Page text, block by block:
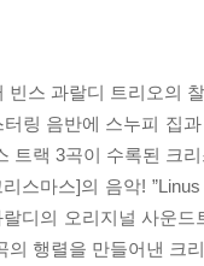
빈스 과랄디 트리오의
링 음반에 스누피 집
트랙 3곡이 수록된 크
스마스]의 음악!
디의 오리지널 사운
의 행렬을 만들어낸 크